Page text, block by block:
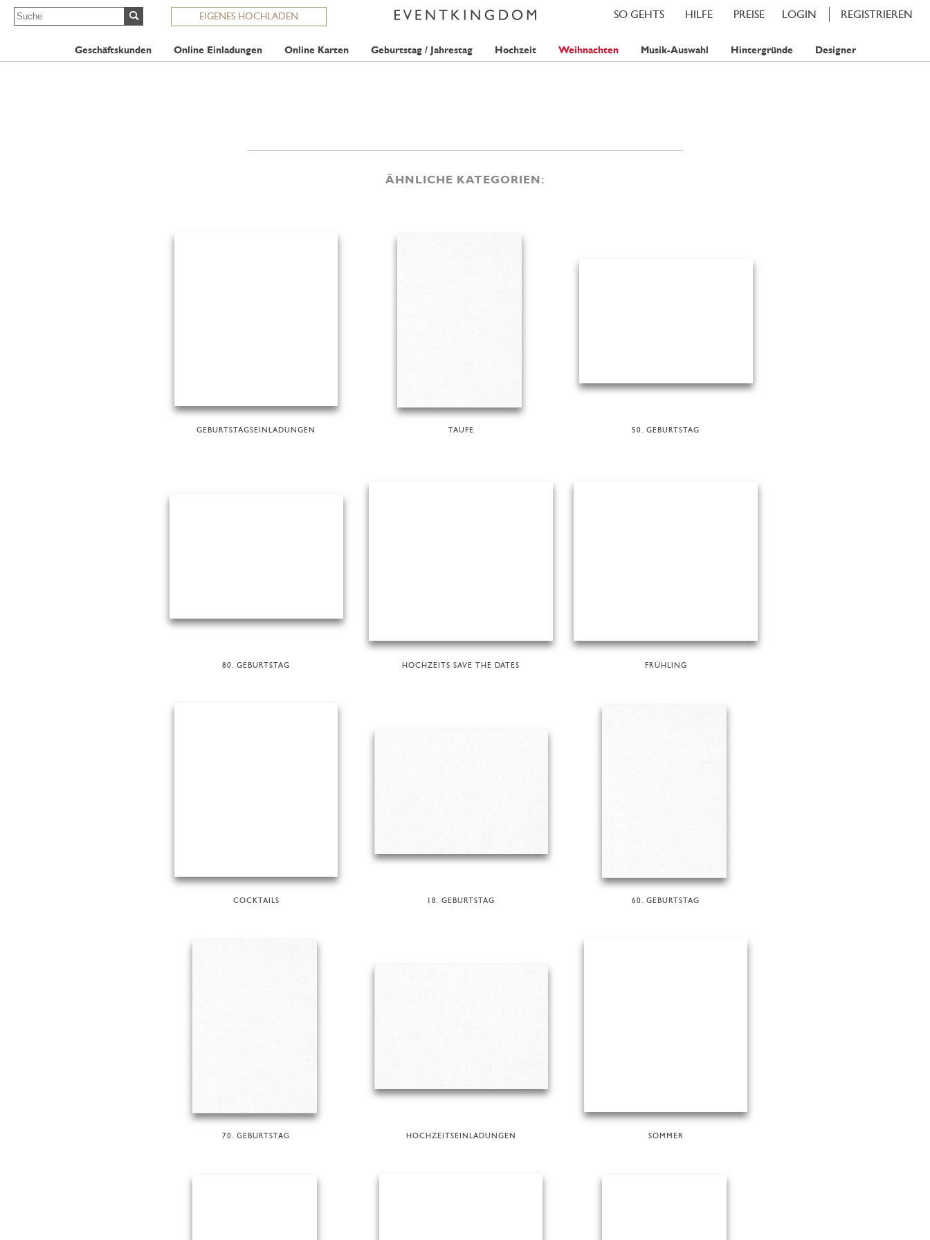
EIGENES HOCHLADEN LOGIN REGISTRIEREN
PREISE
HILFE
SO GEHTS
Geschäftskunden Online Einladungen Online Karten Geburtstag / Jahrestag Hochzeit Weihnachten Musik-Auswahl Hintergründe Designer
ÄHNLICHE KATEGORIEN:
GEBURTSTAGSEINLADUNGEN TAUFE 50. GEBURTSTAG
80. GEBURTSTAG HOCHZEITS SAVE THE DATES FRÜHLING
COCKTAILS 18. GEBURTSTAG 60. GEBURTSTAG
70. GEBURTSTAG HOCHZEITSEINLADUNGEN SOMMER